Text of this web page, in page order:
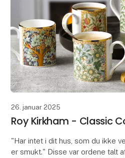
26. januar 2025
Roy Kirkham - Classic
"Har intet i dit hus, som du ikke
er smukt." Disse var ordene talt